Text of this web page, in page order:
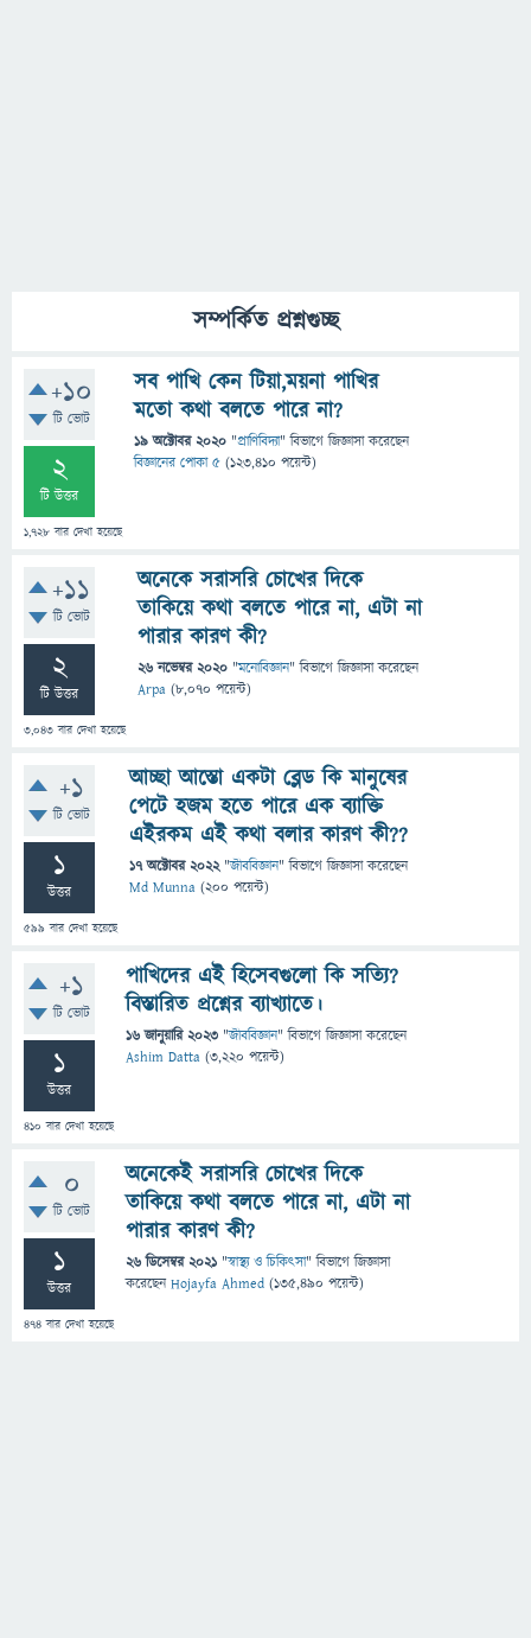
সম্পর্কিত প্রশ্নগুচ্ছ
+10
টি ভোট
2
টি উত্তর
1,728 বার দেখা হয়েছে
সব পাখি কেন টিয়া,ময়না পাখির
মতো কথা বলতে পারে না?
19 অক্টোবর 2020 "প্রাণিবিদ্যা" বিভাগে জিজ্ঞাসাকরেছেন
বিজ্ঞানের পোকা ৫ (123,410 পয়েন্ট)
+11
টি ভোট
2
টি উত্তর
3,043 বার দেখা হয়েছে
অনেকে সরাসরি চোখের দিকে
তাকিয়ে কথা বলতে পারে না, এটা না
পারার কারণ কী?
26 নভেম্বর 2020 "মনোবিজ্ঞান" বিভাগে জিজ্ঞাসাকরেছেন
Arpa (8,070 পয়েন্ট)
+1
টি ভোট
1
উত্তর
599 বার দেখা হয়েছে
আচ্ছা আস্তো একটা ব্লেড কি মানুষের
পেটে হজম হতে পারে এক ব‍্যাক্তি
এইরকম এই কথা বলার কারণ কী??
17 অক্টোবর 2022 "জীববিজ্ঞান" বিভাগে জিজ্ঞাসাকরেছেন
Md Munna (200 পয়েন্ট)
+1
টি ভোট
1
উত্তর
410 বার দেখা হয়েছে
পাখিদের এই হিসেবগুলো কি সত্যি?
বিস্তারিত প্রশ্নের ব্যাখ্যাতে।
16 জানুয়ারি 2023 "জীববিজ্ঞান" বিভাগে জিজ্ঞাসাকরেছেন
Ashim Datta (3,220 পয়েন্ট)
0
টি ভোট
1
উত্তর
474 বার দেখা হয়েছে
অনেকেই সরাসরি চোখের দিকে
তাকিয়ে কথা বলতে পারে না, এটা না
পারার কারণ কী?
26 ডিসেম্বর 2021 "স্বাস্থ্য ও চিকিৎসা" বিভাগে জিজ্ঞাসা
করেছেনHojayfa Ahmed (135,490 পয়েন্ট)